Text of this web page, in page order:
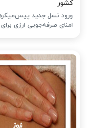
کشور
ورود نسل جدید
امنای صرفه‌جویی ارزی